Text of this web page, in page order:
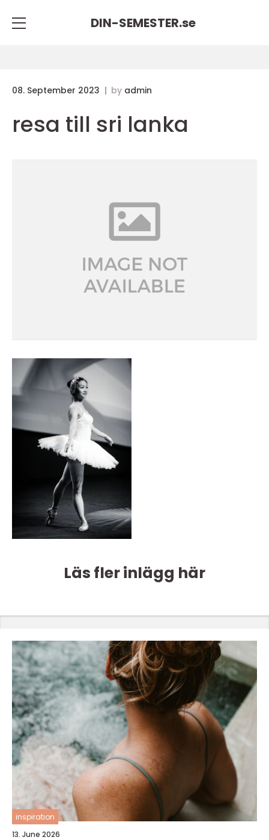
DIN-SEMESTER.se
08. September 2023 by admin
resa till sri lanka
Läs fler inlägg här
inspiration
13. June 2026